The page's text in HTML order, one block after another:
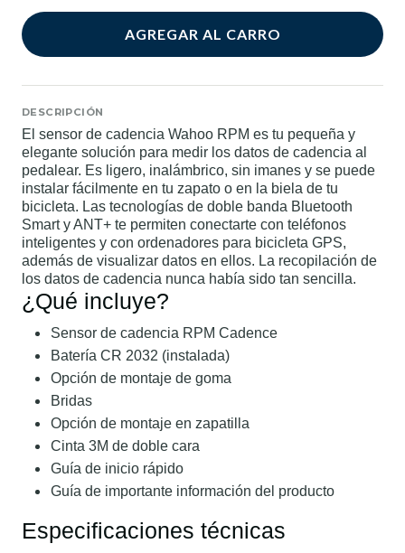
AGREGAR AL CARRO
DESCRIPCIÓN
El sensor de cadencia Wahoo RPM es tu pequeña y
elegante solución para medir los datos de cadencia al
pedalear. Es ligero, inalámbrico, sin imanes y se puede
instalar fácilmente en tu zapato o en la biela de tu
bicicleta. Las tecnologías de doble banda Bluetooth
Smart y ANT+ te permiten conectarte con teléfonos
inteligentes y con ordenadores para bicicleta GPS,
además de visualizar datos en ellos. La recopilación de
los datos de cadencia nunca había sido tan sencilla.
¿Qué incluye?
Sensor de cadencia RPM Cadence
Batería CR 2032 (instalada)
Opción de montaje de goma
Bridas
Opción de montaje en zapatilla
Cinta 3M de doble cara
Guía de inicio rápido
Guía de importante información del producto
Especificaciones técnicas